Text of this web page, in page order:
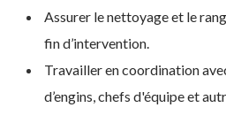
Assurer le nettoyage et le
fin d’intervention.
Travailler en coordination
d’engins, chefs d'équipe et